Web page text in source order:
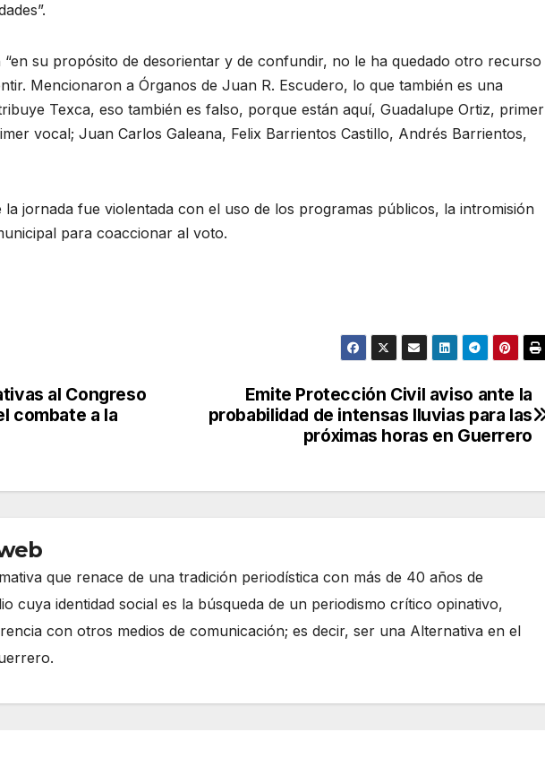
su propósito de desorientar y de confundir, no le ha quedado otro recurso
Mencionaron a Órganos de Juan R. Escudero, lo que también es una
Texca, eso también es falso, porque están aquí, Guadalupe Ortiz, primer
vocal; Juan Carlos Galeana, Felix Barrientos Castillo, Andrés Barrientos,
jornada fue violentada con el uso de los programas públicos, la intromisión
para coaccionar al voto.
Emite Protección Civil aviso ante la
probabilidad de intensas lluvias para las
próximas horas en Guerrero
al Congreso
combate a la
que renace de una tradición periodística con más de 40 años de
cuya identidad social es la búsqueda de un periodismo crítico opinativo,
con otros medios de comunicación; es decir, ser una Alternativa en el